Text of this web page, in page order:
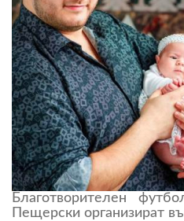
Благотворителен
Пещерски организират